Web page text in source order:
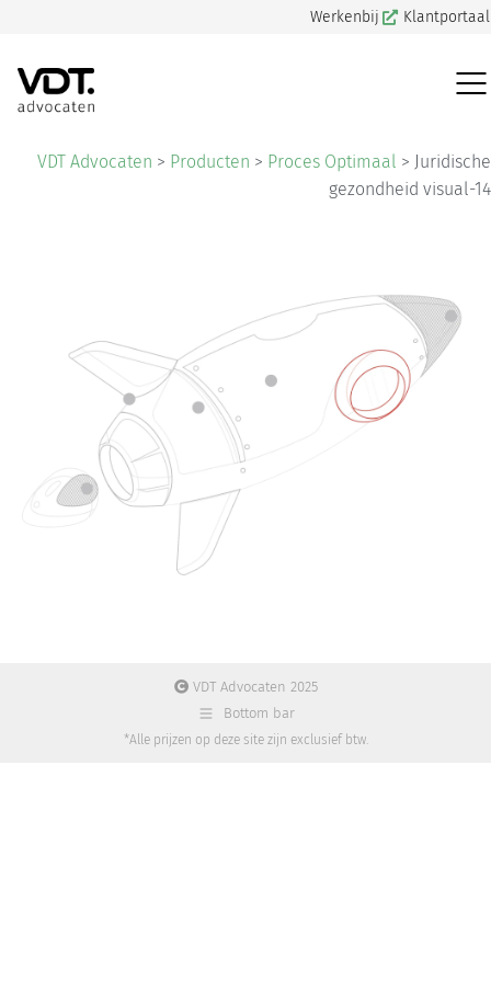
Werkenbij Klantportaal
VDT Advocaten > Producten > Proces Optimaal > Juridische
gezondheid visual-14
VDT Advocaten 2025
Bottom bar
*Alle prijzen op deze site zijn exclusief btw.